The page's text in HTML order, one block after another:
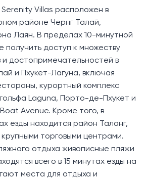
Villas расположен в
районе Чернг Талай,
Лаян. В пределах 10-минутной
получить доступ к множеству
и достопримечательностей в
и Пхукет-Лагуна, включая
курортный комплекс
Laguna, Порто-де-Пхукет и
Avenue. Кроме того, в
езды находится район Таланг,
крупными торговыми центрами.
отдыха живописные пляжи
всего в 15 минутах езды на
места для отдыха и